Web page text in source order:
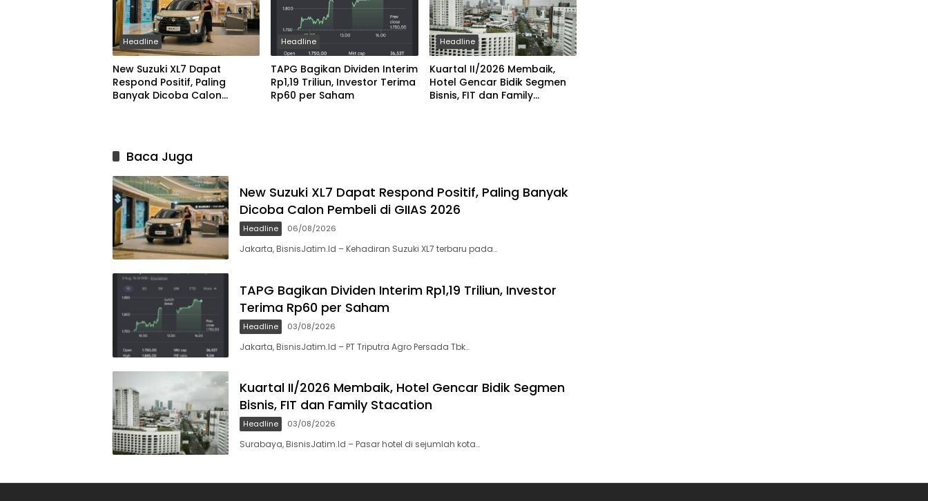
Headline
New Suzuki XL7 Dapat
Respond Positif, Paling
Banyak Dicoba Calon
Headline
TAPG Bagikan Dividen Interim
Rp1,19 Triliun, Investor Terima
Rp60 per Saham
Headline
Kuartal II/2026 Membaik,
Hotel Gencar Bidik Segmen
Bisnis, FIT dan Family
Baca Juga
New Suzuki XL7 Dapat Respond Positif, Paling Banyak
Dicoba Calon Pembeli di GIIAS 2026
Headline 06/08/2026
Jakarta, BisnisJatim.Id – Kehadiran Suzuki XL7 terbaru pada…
TAPG Bagikan Dividen Interim Rp1,19 Triliun, Investor
Terima Rp60 per Saham
Headline 03/08/2026
Jakarta, BisnisJatim.Id – PT Triputra Agro Persada Tbk…
Kuartal II/2026 Membaik, Hotel Gencar Bidik Segmen
Bisnis, FIT dan Family Stacation
Headline 03/08/2026
Surabaya, BisnisJatim.Id – Pasar hotel di sejumlah kota…